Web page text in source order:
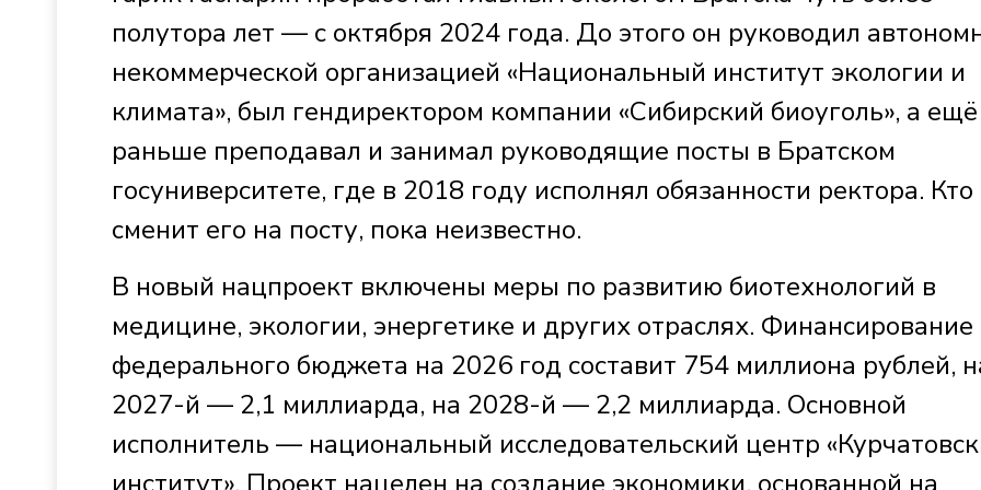
полутора лет — с октября 2024 года. До этого он руководил
некоммерческой организацией «Национальный институт экологии и
климата», был гендиректором компании «Сибирский биоуголь», а ещё
раньше преподавал и занимал руководящие посты в Братском
госуниверситете, где в 2018 году исполнял обязанности ректора. Кто
сменит его на посту, пока неизвестно.
В новый нацпроект включены меры по развитию биотехнологий в
медицине, экологии, энергетике и других отраслях. Финансирование
федерального бюджета на 2026 год составит 754 миллиона рублей,
2027-й — 2,1 миллиарда, на 2028-й — 2,2 миллиарда. Основной
исполнитель — национальный исследовательский центр